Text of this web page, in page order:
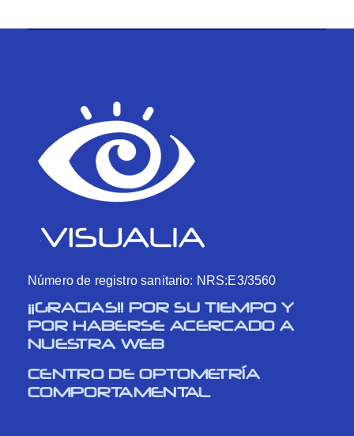
Número de registro sanitario: NRS:E3/3560
¡¡GRACIAS!! POR SU TIEMPO Y
POR HABERSE ACERCADO A
NUESTRA WEB
CENTRO DE OPTOMETRÍA
COMPORTAMENTAL